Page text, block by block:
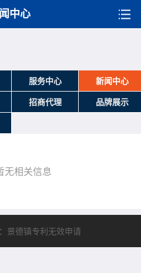
中心
服务中心 新闻中心
招商代理 品牌展示
无相关信息
景德镇专利无效申请